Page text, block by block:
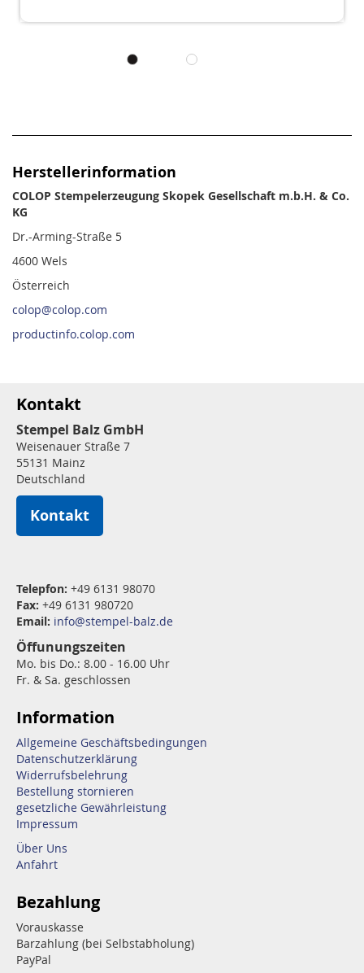
Herstellerinformation
COLOP Stempelerzeugung Skopek Gesellschaft m.b.H. & Co.
KG
Dr.-Arming-Straße 5
4600 Wels
Österreich
colop@colop.com
productinfo.colop.com
Kontakt
Stempel Balz GmbH
Weisenauer Straße 7
55131 Mainz
Deutschland
Kontakt
Telepfon: +49 6131 98070
Fax: +49 6131 980720
Email: info@stempel-balz.de
Öffunungszeiten
Mo. bis Do.: 8.00 - 16.00 Uhr
Fr. & Sa. geschlossen
Information
Allgemeine Geschäftsbedingungen
Datenschutzerklärung
Widerrufsbelehrung
Bestellung stornieren
gesetzliche Gewährleistung
Impressum
Über Uns
Anfahrt
Bezahlung
Vorauskasse
Barzahlung (bei Selbstabholung)
PayPal